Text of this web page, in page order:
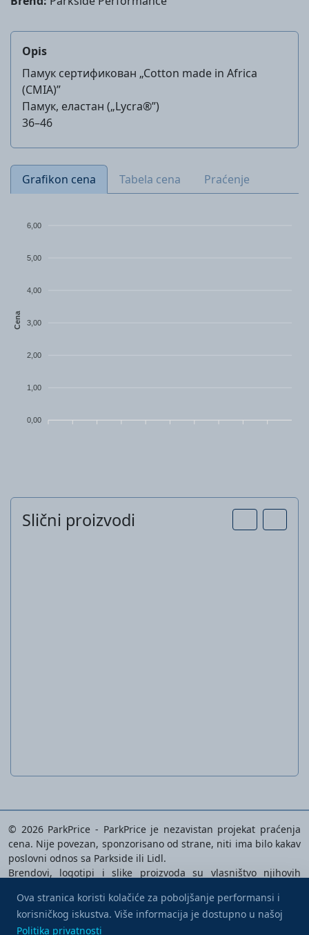
Opis
Памук сертификован „Cotton made in Africa
(CMIA)”
Памук, еластан („Lycra®”)
36–46
Grafikon cena Tabela cena Praćenje
6,00
5,00
4,00
3,00
2,00
1,00
0,00
Cena
Slični proizvodi
© 2026 ParkPrice - ParkPrice je nezavistan projekat praćenja
cena. Nije povezan, sponzorisano od strane, niti ima bilo kakav
poslovni odnos sa Parkside ili Lidl.
Brendovi, logotipi i slike proizvoda su vlasništvo njihovih
analiziranih proizvoda.
Politika privatnosti|Uslovi korišćenja |Preferencije kolačića
Kupite mi kafu
Ova stranica koristi kolačiće za poboljšanje performansi i
korisničkog iskustva. Više informacija je dostupno u našoj
Politika privatnosti